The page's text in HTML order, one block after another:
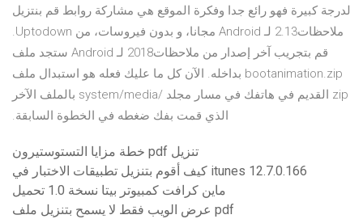
لدرجة كبيرة فهو رائع جدا وفكرة الموقع هي مشاركة روابط ‫قم بنتزيل
ملاحظات2.13 لـ Android مجانا، و بدون فيروسات، من Uptodown.
قم بتجريب آخر إصدار من ملاحظات2018 لـ Android ستجد ملف
bootanimation.zip بداخله. الآن كل ما عليك فعله هو استبدال ملف
zip القديم في هاتفك في مسار مجلد /system/media بالملف الآخر
الذي قمت بفك ضغطه في الخطوة السابقة.
خطة مزايا التستوستيرون pdf تنزيل
كيف أقوم بتنزيل تطبيقات الاختبار في itunes 12.7.0.166
ماين كرافت كمبيوتر بيتا نسخة 1.0 تحميل
عرض الويب فقط لا يسمح بتنزيل ملف pdf